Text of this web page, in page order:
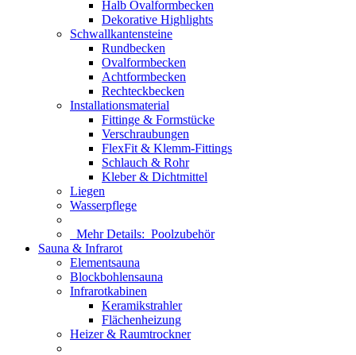
Halb Ovalformbecken
Dekorative Highlights
Schwallkantensteine
Rundbecken
Ovalformbecken
Achtformbecken
Rechteckbecken
Installationsmaterial
Fittinge & Formstücke
Verschraubungen
FlexFit & Klemm-Fittings
Schlauch & Rohr
Kleber & Dichtmittel
Liegen
Wasserpflege
Mehr Details: Poolzubehör
Sauna & Infrarot
Elementsauna
Blockbohlensauna
Infrarotkabinen
Keramikstrahler
Flächenheizung
Heizer & Raumtrockner